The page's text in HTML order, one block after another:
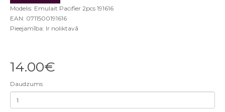
Modelis: Emulait Pacifier 2pcs 191616
EAN: 0711500191616
Pieejamība: Ir noliktavā
14.00€
Daudzums